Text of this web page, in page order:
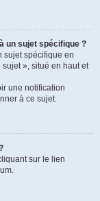
un sujet spécifique ?
sujet spécifique en
», situé en haut et
une notification
à ce sujet.
sur le lien